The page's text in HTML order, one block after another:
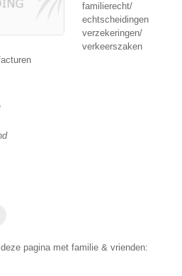
familierecht/
echtscheidingen
verzekeringen/
verkeerszaken
pagina met familie & vrienden: